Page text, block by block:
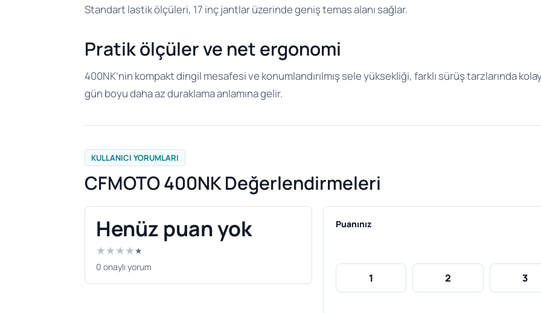
Standart lastik ölçüleri, 17 inç jantlar üzerinde geniş temas alanı sağlar.
Pratik ölçüler ve net ergonomi
400NK’nin kompakt dingil mesafesi ve konumlandırılmış sele yüksekliği, farklı sürüş tarzlarında
gün boyu daha az duraklama anlamına gelir.
KULLANICI YORUMLARI
CFMOTO 400NK Değerlendirmeleri
Henüz puan yok
★★★★★
0 onaylı yorum
Puanınız
1 2 3